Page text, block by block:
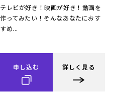
テレビが好き！映画が好き！動画を
作ってみたい！そんなあなたにおす
すめ...
申し込む 詳しく見る